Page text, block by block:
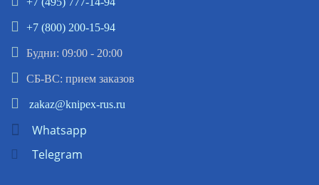
+7 (800) 200-15-94
Будни: 09:00 - 20:00
СБ-ВС: прием заказов
zakaz@knipex-rus.ru
Whatsapp
Telegram